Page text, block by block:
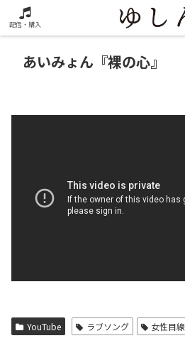
あいみょん『裸の心』
YouTube ラブソング 女性目線
配信・購入